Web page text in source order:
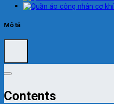
Mô tả
Contents